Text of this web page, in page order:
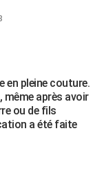
en pleine couture.
même après avoir
ou de fils
a été faite